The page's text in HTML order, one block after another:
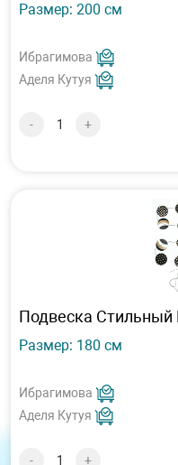
Размер: 200 см
Ибрагимова
Аделя Кутуя
- +
Подвеска
Размер: 180 см
Ибрагимова
Аделя Кутуя
- +